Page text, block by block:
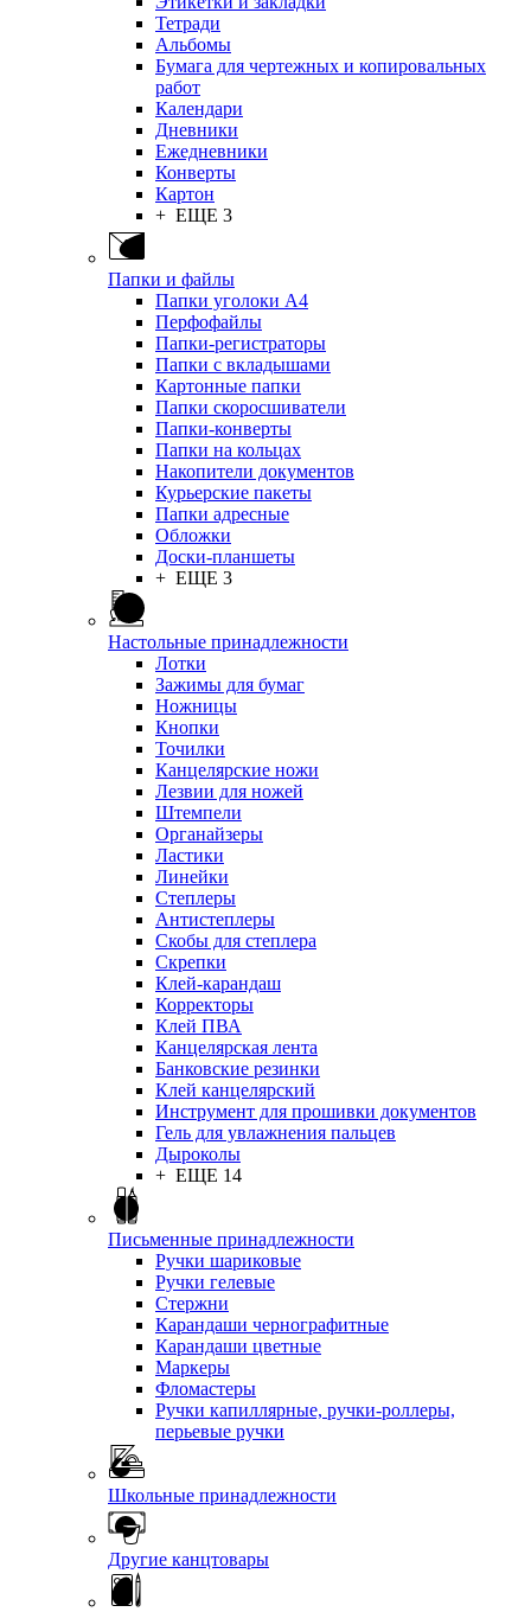
Тетради
Альбомы
Бумага для чертежных и копировальных
работ
Календари
Дневники
Ежедневники
Конверты
Картон
+ ЕЩЕ 3
Папки и файлы
Папки уголоки А4
Перфофайлы
Папки-регистраторы
Папки с вкладышами
Картонные папки
Папки скоросшиватели
Папки-конверты
Папки на кольцах
Накопители документов
Курьерские пакеты
Папки адресные
Обложки
Доски-планшеты
+ ЕЩЕ 3
Настольные принадлежности
Лотки
Зажимы для бумаг
Ножницы
Кнопки
Точилки
Канцелярские ножи
Лезвии для ножей
Штемпели
Органайзеры
Ластики
Линейки
Степлеры
Антистеплеры
Скобы для степлера
Скрепки
Клей-карандаш
Корректоры
Клей ПВА
Канцелярская лента
Банковские резинки
Клей канцелярский
Инструмент для прошивки документов
Гель для увлажнения пальцев
Дыроколы
+ ЕЩЕ 14
Письменные принадлежности
Ручки шариковые
Ручки гелевые
Стержни
Карандаши чернографитные
Карандаши цветные
Маркеры
Фломастеры
Ручки капиллярные, ручки-роллеры,
перьевые ручки
Школьные принадлежности
Другие канцтовары